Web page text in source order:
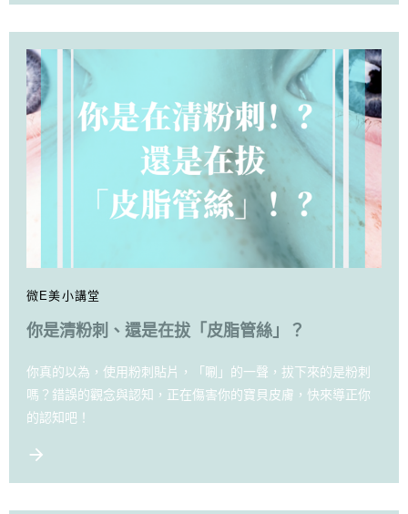
微E美小講堂
你是清粉刺、還是在拔「皮脂管絲」？
你真的以為，使用粉刺貼片，「唰」的一聲，拔下來的是粉刺
嗎？錯誤的觀念與認知，正在傷害你的寶貝皮膚，快來導正你
的認知吧！